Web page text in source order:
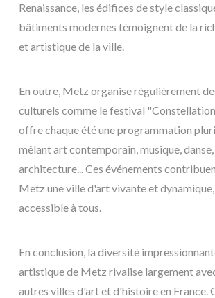
Renaissance, les édifices de style
bâtiments modernes témoignent de la
et artistique de la ville.
En outre, Metz organise régulièrement
culturels comme le festival
offre chaque été une programmation
mêlant art contemporain, musique,
architecture... Ces événements
Metz une ville d'art vivante et
accessible à tous.
En conclusion, la diversité
artistique de Metz rivalise largement
autres villes d'art et d'histoire en France.